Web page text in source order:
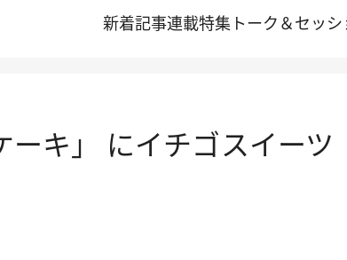
新着記事連載特集 トーク＆セッ
ーキ」 にイチゴスイー